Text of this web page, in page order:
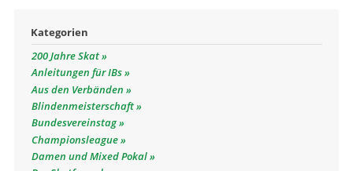
Kategorien
200 Jahre Skat
Anleitungen für IBs
Aus den Verbänden
Blindenmeisterschaft
Bundesvereinstag
Championsleague
Damen und Mixed Pokal